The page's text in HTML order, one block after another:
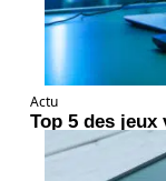
Actu
Top 5 des jeux